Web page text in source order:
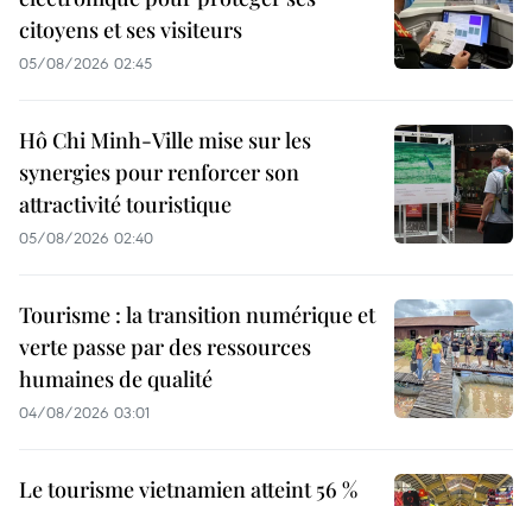
citoyens et ses visiteurs
05/08/2026 02:45
Hô Chi Minh-Ville mise sur les
synergies pour renforcer son
attractivité touristique
05/08/2026 02:40
Tourisme : la transition numérique et
verte passe par des ressources
humaines de qualité
04/08/2026 03:01
Le tourisme vietnamien atteint 56 %